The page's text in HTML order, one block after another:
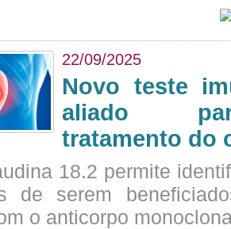
22/09/2025
Novo teste
aliado
tratamento do
18.2 permite
de serem
o anticorpo